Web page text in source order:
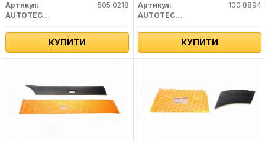
Артикул:
505 0218
AUTOTECHTEILE
КУПИТИ
Артикул:
100 8894
AUTOTECHTEILE
КУПИТИ